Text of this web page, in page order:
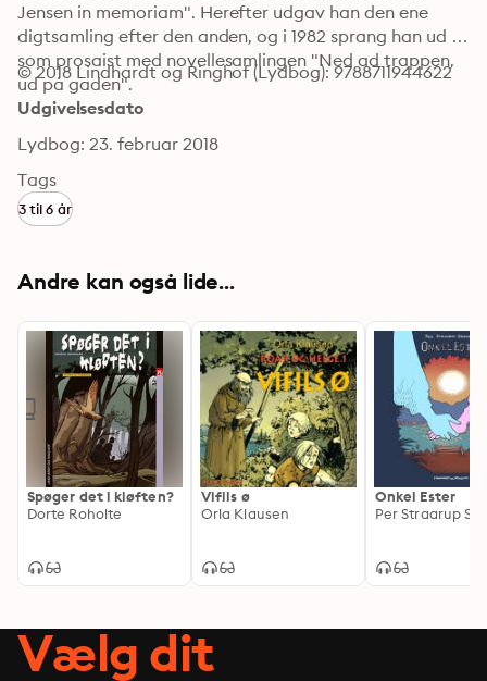
Jensen in memoriam". Herefter udgav han den ene
digtsamling efter den anden, og i 1982 sprang han ud
som prosaist med novellesamlingen "Ned ad trappen,
ud på gaden".
© 2018 Lindhardt og Ringhof (Lydbog): 9788711944622
Udgivelsesdato
Lydbog: 23. februar 2018
Tags
3 til 6 år
Andre kan også lide...
Spøger det i kløften?
Dorte Roholte
Vifils ø
Orla Klausen
Onkel Ester
Vælg dit